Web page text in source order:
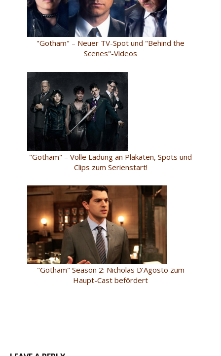
"Gotham" – Neuer TV-Spot und "Behind the
Scenes"-Videos
"Gotham" – Volle Ladung an Plakaten, Spots und
Clips zum Serienstart!
"Gotham" Season 2: Nicholas D’Agosto zum
Haupt-Cast befördert